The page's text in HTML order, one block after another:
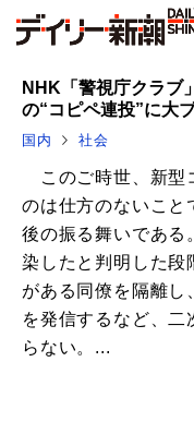
NHK「警視庁クラブ
の“コピペ連投”に大
国内 社会
このご時世、新型
のは仕方のないこと
後の振る舞いである
染したと判明した段
がある同僚を隔離し
を発信するなど、二
らない。...